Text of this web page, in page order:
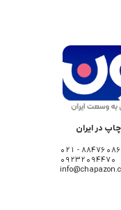
در ایران
88476086 - 021
09232094470